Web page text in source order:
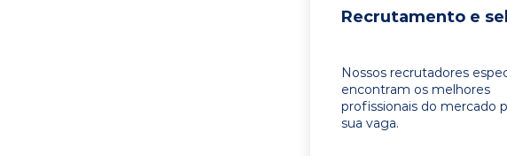
Recrutamento e
Nossos recrutadores
encontram os melhores
profissionais do mercado
sua vaga.